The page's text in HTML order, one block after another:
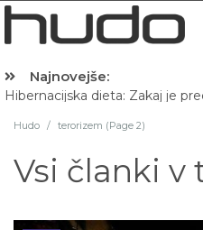
Najnovejše:
Hibernacijska dieta: Zakaj je
Hudo / terorizem (Page 2)
Vsi članki v